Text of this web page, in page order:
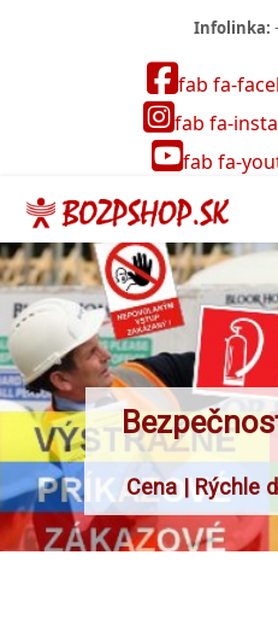
Infolinka:
fab fa-
fab fa-
fab fa-
Cena | Rýchle